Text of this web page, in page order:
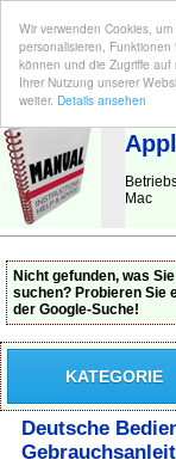
Wir verwenden Cookies,
personalisieren,
können und die Zugriffe
Ihrer Nutzung unserer
weiter. Details ansehen
Mac
Nicht gefunden, was Sie
suchen? Probieren Sie
der Google-Suche!
KATEGORIE
Deutsche